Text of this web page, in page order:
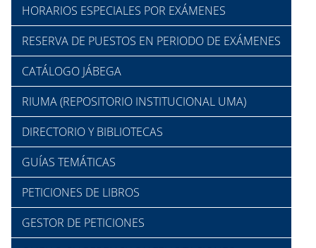
HORARIOS ESPECIALES POR EXÁMENES
RESERVA DE PUESTOS EN PERIODO DE EXÁMENES
CATÁLOGO JÁBEGA
RIUMA (REPOSITORIO INSTITUCIONAL UMA)
DIRECTORIO Y BIBLIOTECAS
GUÍAS TEMÁTICAS
PETICIONES DE LIBROS
GESTOR DE PETICIONES